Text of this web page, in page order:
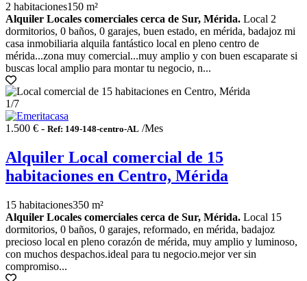
2 habitaciones150 m²
Alquiler Locales comerciales cerca de Sur, Mérida. Local 2
dormitorios, 0 baños, 0 garajes, buen estado, en mérida, badajoz mi
casa inmobiliaria alquila fantástico local en pleno centro de
mérida...zona muy comercial...muy amplio y con buen escaparate si
buscas local amplio para montar tu negocio, n...
1/7
1.500 € - Ref: 149-148-centro-AL /Mes
Alquiler Local comercial de 15
habitaciones en Centro, Mérida
15 habitaciones350 m²
Alquiler Locales comerciales cerca de Sur, Mérida. Local 15
dormitorios, 0 baños, 0 garajes, reformado, en mérida, badajoz
precioso local en pleno corazón de mérida, muy amplio y luminoso,
con muchos despachos.ideal para tu negocio.mejor ver sin
compromiso...